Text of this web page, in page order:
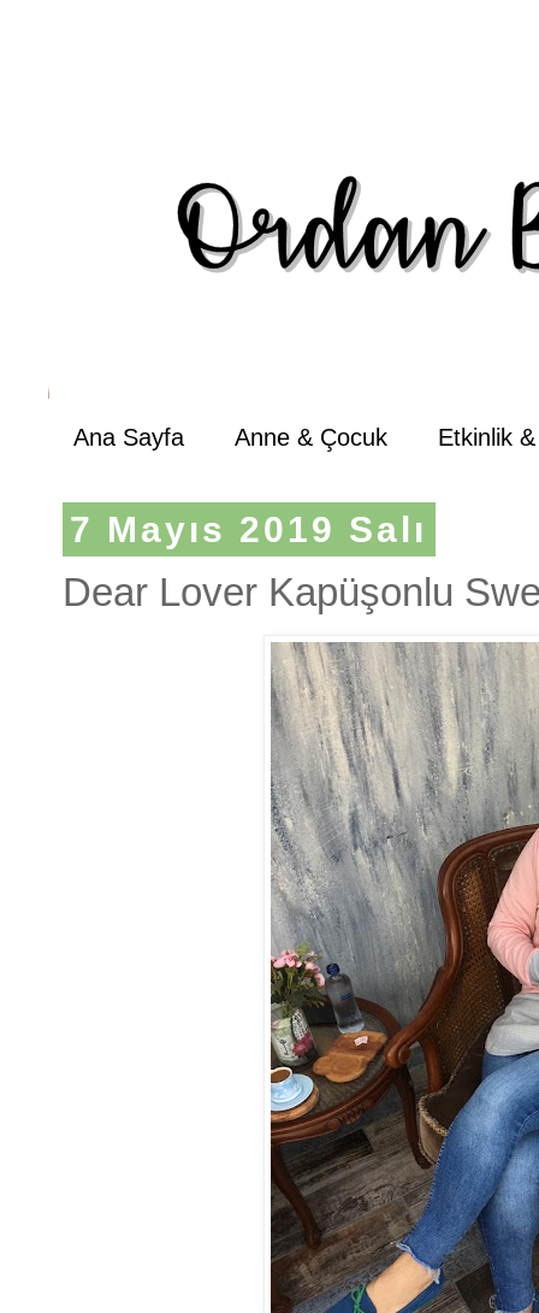
Ana Sayfa Anne & Çocuk Etkinlik
7 Mayıs 2019 Salı
Dear Lover Kapüşonlu